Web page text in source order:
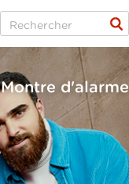
Montre d'alarme